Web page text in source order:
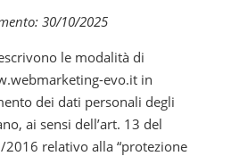
30/10/2025
le modalità di
evo.it in
dei dati personali degli
ai sensi dell’art. 13 del
2016 relativo alla “protezione